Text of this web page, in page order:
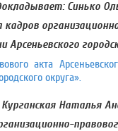
Синько
Арсеньевского
акта
округа».
Наталья